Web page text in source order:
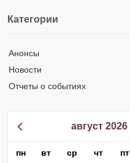
Категории
Анонсы
Новости
Отчеты о событиях
август 2026
пн вт ср чт пт